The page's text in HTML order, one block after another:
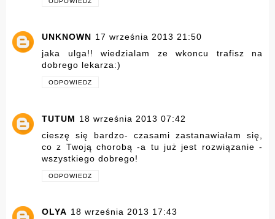
UNKNOWN 17 września 2013 21:50
jaka ulga!! wiedzialam ze wkoncu trafisz na
dobrego lekarza:)
ODPOWIEDZ
TUTUM 18 września 2013 07:42
cieszę się bardzo- czasami zastanawiałam się,
co z Twoją chorobą -a tu już jest rozwiązanie -
wszystkiego dobrego!
ODPOWIEDZ
OLYA 18 września 2013 17:43